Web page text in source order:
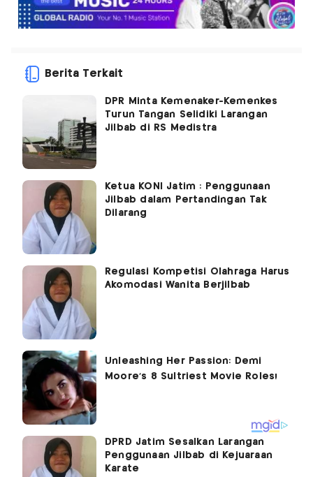
Berita Terkait
DPR Minta Kemenaker-Kemenkes
Turun Tangan Selidiki Larangan
Jilbab di RS Medistra
Ketua KONI Jatim : Penggunaan
Jilbab dalam Pertandingan Tak
Dilarang
Regulasi Kompetisi Olahraga Harus
Akomodasi Wanita Berjilbab
DPRD Jatim Sesalkan Larangan
Penggunaan Jilbab di Kejuaraan
Karate